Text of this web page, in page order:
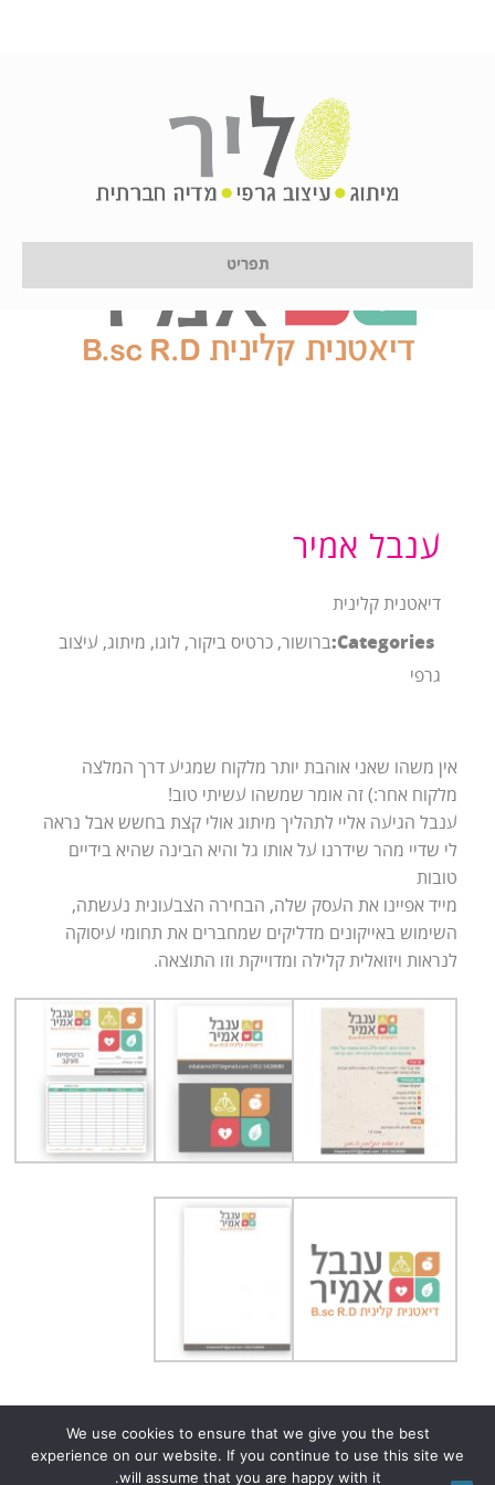
תפריט
ענבל אמיר
דיאטנית קלינית
Categories: ברושור, כרטיס ביקור, לוגו, מיתוג, עיצוב
גרפי
אין משהו שאני אוהבת יותר מלקוח שמגיע דרך המלצה
מלקוח אחר:) זה אומר שמשהו עשיתי טוב!
ענבל הגיעה אליי לתהליך מיתוג אולי קצת בחשש אבל נראה
לי שדיי מהר שידרנו על אותו גל והיא הבינה שהיא בידיים
טובות
מייד אפיינו את העסק שלה, הבחירה הצבעונית נעשתה,
השימוש באייקונים מדליקים שמחברים את תחומי עיסוקה
לנראות ויזואלית קלילה ומדוייקת וזו התוצאה.
הצהרת נגישות הצהרת פרטיות (Privacy Policy)
We use cookies to ensure that we give you the best
experience on our website. If you continue to use this site we
will assume that you are happy with it.